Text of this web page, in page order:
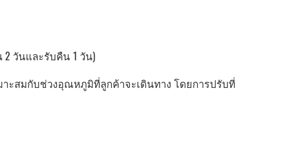
2 วันและรับคืน 1 วัน)
ะสมกับช่วงอุณหภูมิที่ลูกค้าจะเดินทาง โดยการปรับที่